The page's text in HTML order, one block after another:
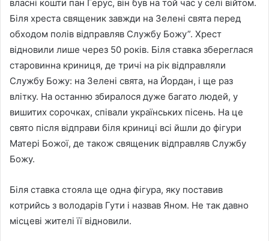
власні кошти пан Герус, він був на той час у селі війтом.
Біля хреста священик завжди на Зелені свята перед
обходом полів відправляв Службу Божу”. Хрест
відновили лише через 50 років. Біля ставка збереглася
старовинна криниця, де тричі на рік відправляли
Службу Божу: на Зелені свята, на Йордан, і ще раз
влітку. На останню збиралося дуже багато людей, у
вишитих сорочках, співали українських пісень. На це
свято після відправи біля криниці всі йшли до фігури
Матері Божої, де також священик відправляв Службу
Божу.
Біля ставка стояла ще одна фігура, яку поставив
котрийсь з володарів Гути і назвав Яном. Не так давно
місцеві жителі її відновили.